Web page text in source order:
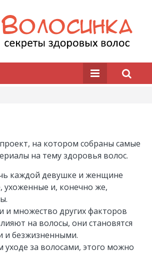
на котором собраны самые
на тему здоровья волос.
каждой девушке и женщине
ухоженные и, конечно же,
и множество других факторов
на волосы, они становятся
и безжизненными.
за волосами, этого можно